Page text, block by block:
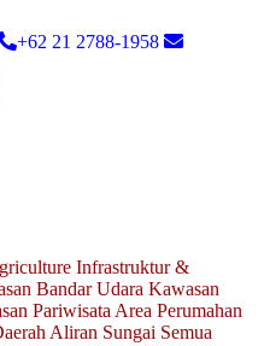
+62 21 2788-1958
Infrastruktur &
Bandar Udara Kawasan
Pariwisata Area Perumahan
Aliran Sungai Semua